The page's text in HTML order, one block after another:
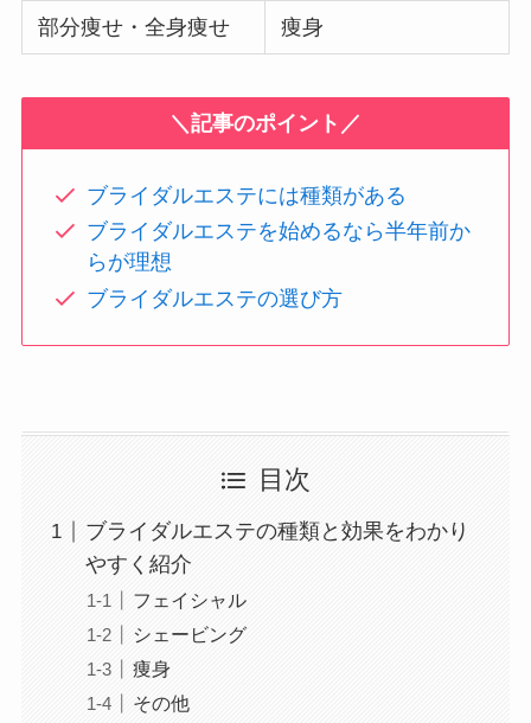
部分痩せ・全身痩せ 痩身
＼記事のポイント／
ブライダルエステには種類がある
ブライダルエステを始めるなら半年前か
らが理想
ブライダルエステの選び方
目次
ブライダルエステの種類と効果をわかり
やすく紹介
フェイシャル
シェービング
痩身
その他